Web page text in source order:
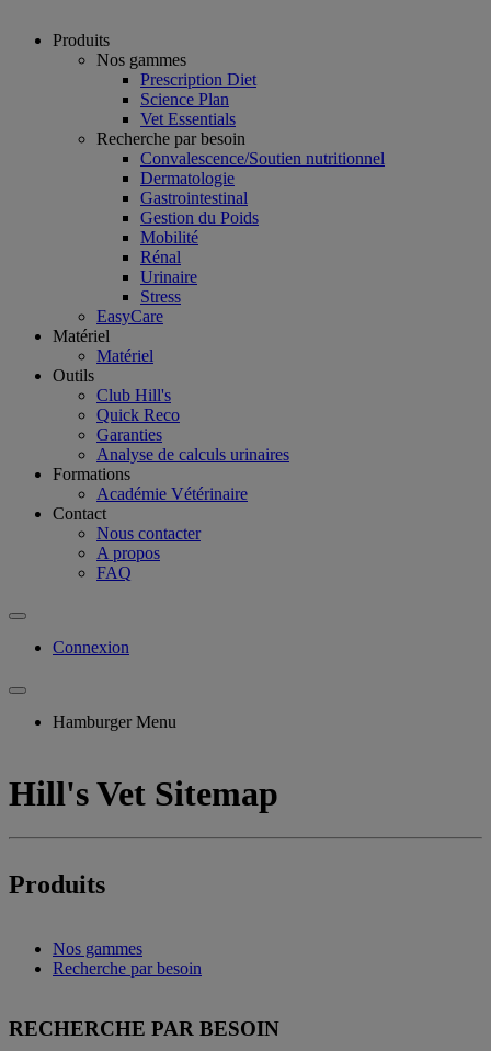
Produits
Nos gammes
Prescription Diet
Science Plan
Vet Essentials
Recherche par besoin
Convalescence/Soutien nutritionnel
Dermatologie
Gastrointestinal
Gestion du Poids
Mobilité
Rénal
Urinaire
Stress
EasyCare
Matériel
Matériel
Outils
Club Hill's
Quick Reco
Garanties
Analyse de calculs urinaires
Formations
Académie Vétérinaire
Contact
Nous contacter
A propos
FAQ
Connexion
Hamburger Menu
Hill's Vet Sitemap
Produits
Nos gammes
Recherche par besoin
RECHERCHE PAR BESOIN